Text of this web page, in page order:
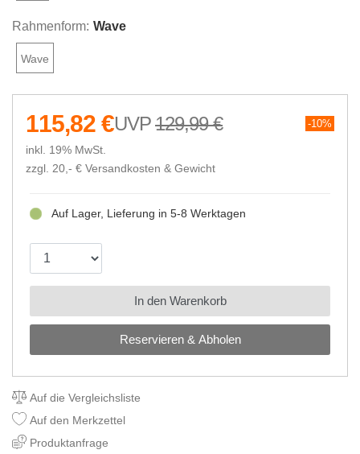
Rahmenform: Wave
Wave
129,99 € 10%
115,82 €
inkl. 19% MwSt.
zzgl. 20,- € Versandkosten & Gewicht
Reservieren & Abholen
Auf Lager, Lieferung in 5-8 Werktagen
In den Warenkorb
Auf die Vergleichsliste
Auf den Merkzettel
Produktanfrage